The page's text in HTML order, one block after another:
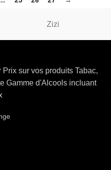
Zizi
sur vos produits Tabac,
Gamme d'Alcools incluant